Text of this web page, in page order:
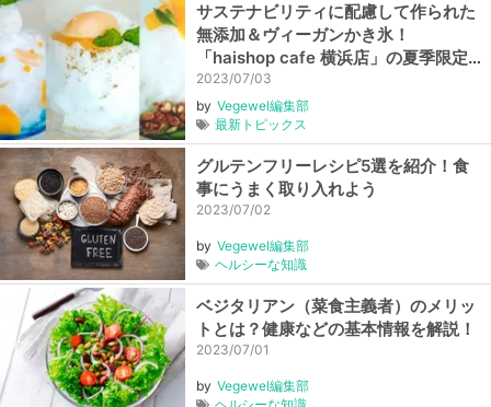
サステナビリティに配慮して作られた
無添加＆ヴィーガンかき氷！
「haishop cafe 横浜店」の夏季限定
メニューをご紹介
2023/07/03
by Vegewel編集部
最新トピックス
グルテンフリーレシピ5選を紹介！食
事にうまく取り入れよう
2023/07/02
by Vegewel編集部
ヘルシーな知識
ベジタリアン（菜食主義者）のメリッ
トとは？健康などの基本情報を解説！
2023/07/01
by Vegewel編集部